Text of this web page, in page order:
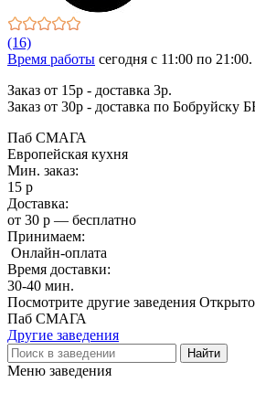
(16)
Время работы сегодня c 11:00 по 21:00.
Заказ от 15р - доставка 3р.
Заказ от 30р - доставка по
Паб СМАГА
Европейская кухня
Мин. заказ:
15 р
Доставка:
от 30 р — бесплатно
Принимаем:
Онлайн-оплата
Время доставки:
30-40 мин.
Посмотрите другие заведения
Паб СМАГА
Другие заведения
Меню заведения